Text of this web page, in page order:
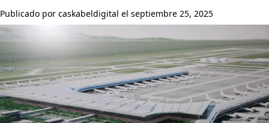
Publicado por caskabeldigital el septiembre 25, 2025